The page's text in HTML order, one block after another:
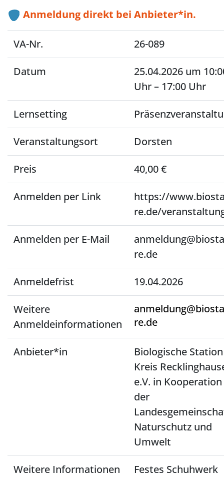
Anmeldung direkt bei Anbieter*in.
VA-Nr. 26-089
Datum
25.04.2026 um
Uhr – 17:00 Uhr
Lernsetting
Veranstaltungsort Dorsten
Preis 40,00 €
Anmelden per Link
https://
re.de/
Anmelden per E-Mail
re.de
Anmeldefrist 19.04.2026
Weitere
Anmeldeinformationen
re.de
Anbieter*in
Biologische Station
Kreis
e.V. in
der
Naturschutz und
Umwelt
Weitere Informationen
Festes Schuhwerk